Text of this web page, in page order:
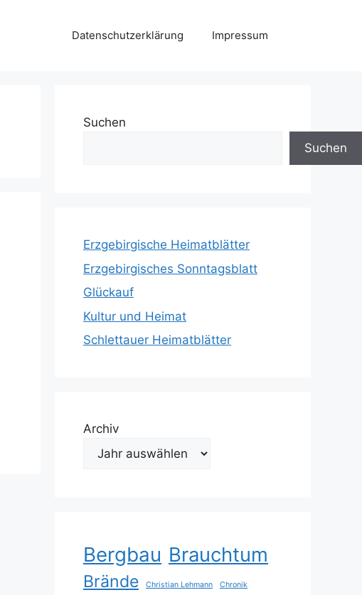
Datenschutzerklärung Impressum
Suchen
Suchen
Erzgebirgische Heimatblätter
Erzgebirgisches Sonntagsblatt
Glückauf
Kultur und Heimat
Schlettauer Heimatblätter
Archiv
Bergbau Brauchtum
Brände Christian Lehmann Chronik